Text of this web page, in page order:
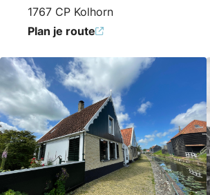
1767 CP Kolhorn
Plan je route